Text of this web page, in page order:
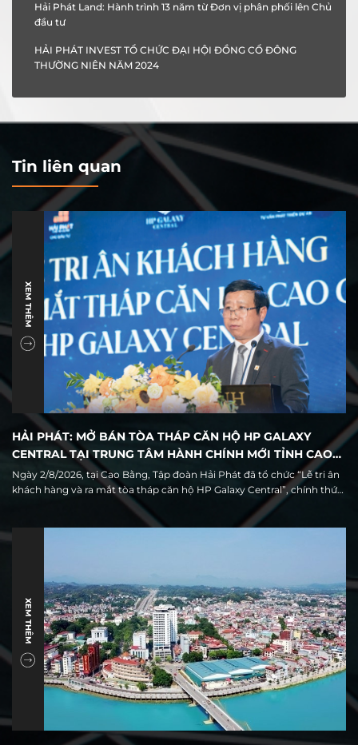
Hải Phát Land: Hành trình 13 năm từ Đơn vị phân phối lên Chủ
đầu tư
HẢI PHÁT INVEST TỔ CHỨC ĐẠI HỘI ĐỒNG CỔ ĐÔNG
THƯỜNG NIÊN NĂM 2024
Tin liên quan
XEM THÊM
HẢI PHÁT: MỞ BÁN TÒA THÁP CĂN HỘ HP GALAXY
CENTRAL TẠI TRUNG TÂM HÀNH CHÍNH MỚI TỈNH CAO
BẰNG
Ngày 2/8/2026, tại Cao Bằng, Tập đoàn Hải Phát đã tổ chức “Lễ tri ân
khách hàng và ra mắt tòa tháp căn hộ HP Galaxy Central”, chính thức
giới thiệu ra thị trường 68 căn hộ thuộc tòa tháp cao tầng duy nhất
trong quần thể khu đô thị HP Galaxy Cao Bằng.
XEM THÊM